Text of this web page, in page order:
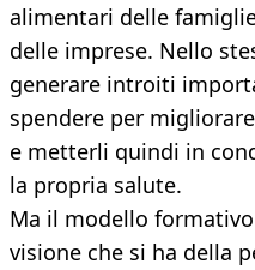
alimentari delle
delle imprese. Nello
generare introiti
spendere per
e metterli quindi in
la propria salute.
Ma il modello
visione che si ha della